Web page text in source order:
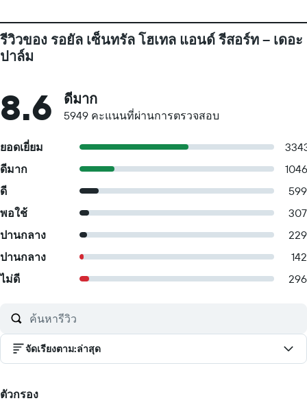
รีวิวของ รอยัล เซ็นทรัล โฮเทล แอนด์ รีสอร์ท – เดอะ
ปาล์ม
8.6 ดีมาก
5949 คะแนนที่ผ่านการตรวจสอบ
ยอดเยี่ยม
ดีมาก
1046
ดี
599
พอใช้
307
ปานกลาง
229
ปานกลาง
142
ไม่ดี
296
จัดเรียงตาม:ล่าสุด
ตัวกรอง